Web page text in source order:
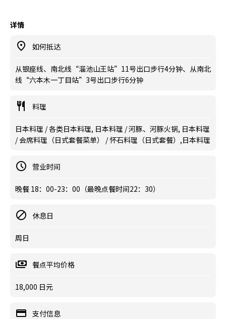
详情
如何抵达
从银座线、南北线“溜池山王站”11号出口步行4分钟、从南北
线“六本木一丁目站”3号出口步行6分钟
料理
日本料理 / 各类日本料理, 日本料理 / 河豚、河豚火锅, 日本料理
/ 会席料理（日式套餐菜单） / 怀石料理（日式套餐）,日本料理
营业时间
晚餐 18：00-23：00（最晚点餐时间22：30）
休息日
周日
餐点平均价格
18,000 日元
支付信息